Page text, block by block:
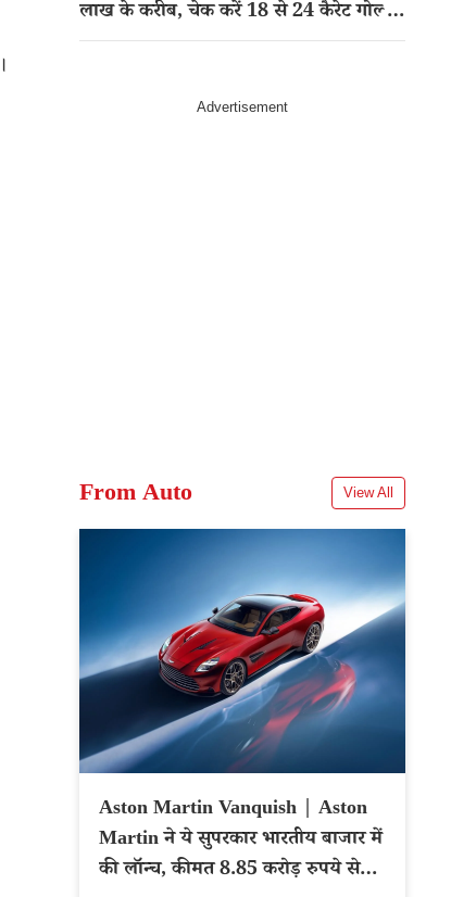
लाख के करीब, चेक करें 18 से 24 कैरेट गोल्ड
का रेट
From Auto View All
Aston Martin Vanquish | Aston
Martin ने ये सुपरकार भारतीय बाजार में
की लॉन्च, कीमत 8.85 करोड़ रुपये से